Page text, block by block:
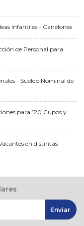
Infantiles - Canelones
de Personal para
- Sueldo Nominal de
para 120 Cupos y
en distintas